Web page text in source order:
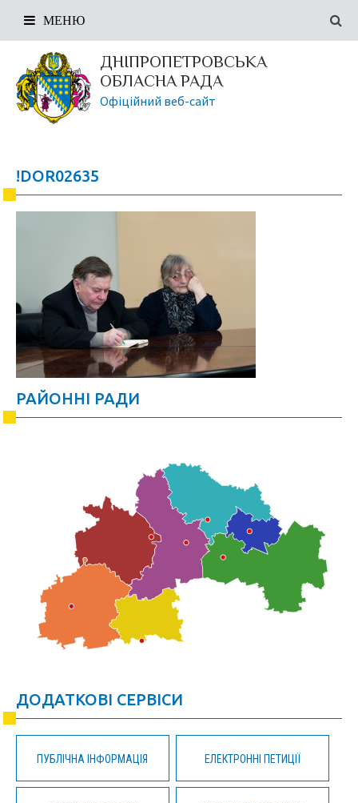
ДНІПРОПЕТРОВСЬКА
ОБЛАСНА РАДА
Офіційний веб-сайт
МЕНЮ
!DOR02635
РАЙОННІ РАДИ
ДОДАТКОВІ СЕРВІСИ
ПУБЛІЧНА ІНФОРМАЦІЯ ЕЛЕКТРОННІ ПЕТИЦІЇ